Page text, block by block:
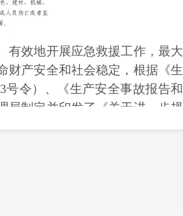
有效地开展应急救援工作，最大
财产安全和社会稳定，根据《生
号令）、《生产安全事故报告和
局制定并印发了《关于进一步规
。